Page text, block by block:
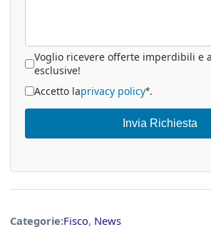
Voglio ricevere offerte imperdibili e
esclusive!
Accetto laprivacy policy*.
Invia Richiesta
Categorie:Fisco, News